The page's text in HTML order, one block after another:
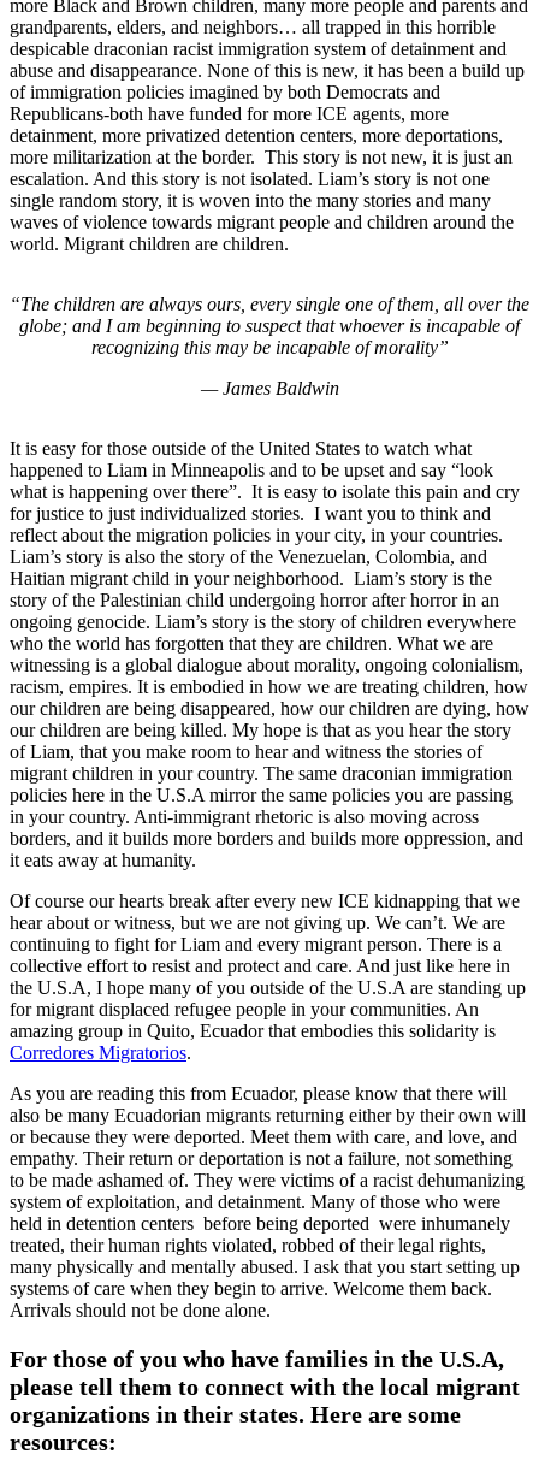
more Black and Brown children, many more people and parents and
grandparents, elders, and neighbors… all trapped in this horrible
despicable draconian racist immigration system of detainment and
abuse and disappearance. None of this is new, it has been a build up
of immigration policies imagined by both Democrats and
Republicans-both have funded for more ICE agents, more
detainment, more privatized detention centers, more deportations,
more militarization at the border. This story is not new, it is just an
escalation. And this story is not isolated. Liam’s story is not one
single random story, it is woven into the many stories and many
waves of violence towards migrant people and children around the
world. Migrant children are children.
“The children are always ours, every single one of them, all over the
globe; and I am beginning to suspect that whoever is incapable of
recognizing this may be incapable of morality”
— James Baldwin
It is easy for those outside of the United States to watch what
happened to Liam in Minneapolis and to be upset and say “look
what is happening over there”. It is easy to isolate this pain and cry
for justice to just individualized stories. I want you to think and
reflect about the migration policies in your city, in your countries.
Liam’s story is also the story of the Venezuelan, Colombia, and
Haitian migrant child in your neighborhood. Liam’s story is the
story of the Palestinian child undergoing horror after horror in an
ongoing genocide. Liam’s story is the story of children everywhere
who the world has forgotten that they are children. What we are
witnessing is a global dialogue about morality, ongoing colonialism,
racism, empires. It is embodied in how we are treating children, how
our children are being disappeared, how our children are dying, how
our children are being killed. My hope is that as you hear the story
of Liam, that you make room to hear and witness the stories of
migrant children in your country. The same draconian immigration
policies here in the U.S.A mirror the same policies you are passing
in your country. Anti-immigrant rhetoric is also moving across
borders, and it builds more borders and builds more oppression, and
it eats away at humanity.
Of course our hearts break after every new ICE kidnapping that we
hear about or witness, but we are not giving up. We can’t. We are
continuing to fight for Liam and every migrant person. There is a
collective effort to resist and protect and care. And just like here in
the U.S.A, I hope many of you outside of the U.S.A are standing up
for migrant displaced refugee people in your communities. An
amazing group in Quito, Ecuador that embodies this solidarity is
Corredores Migratorios.
As you are reading this from Ecuador, please know that there will
also be many Ecuadorian migrants returning either by their own will
or because they were deported. Meet them with care, and love, and
empathy. Their return or deportation is not a failure, not something
to be made ashamed of. They were victims of a racist dehumanizing
system of exploitation, and detainment. Many of those who were
held in detention centers before being deported were inhumanely
treated, their human rights violated, robbed of their legal rights,
many physically and mentally abused. I ask that you start setting up
systems of care when they begin to arrive. Welcome them back.
Arrivals should not be done alone.
For those of you who have families in the U.S.A,
please tell them to connect with the local migrant
organizations in their states. Here are some
resources: